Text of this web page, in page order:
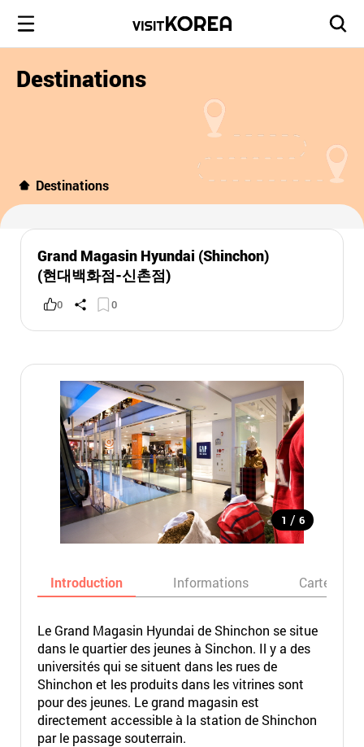
Destinations
Destinations
Grand Magasin Hyundai (Shinchon)
(현대백화점-신촌점)
0 0
1 / 6
Introduction Informations Carte
Le Grand Magasin Hyundai de Shinchon se situe
dans le quartier des jeunes à Sinchon. Il y a des
universités qui se situent dans les rues de
Shinchon et les produits dans les vitrines sont
pour des jeunes. Le grand magasin est
directement accessible à la station de Shinchon
par le passage souterrain.